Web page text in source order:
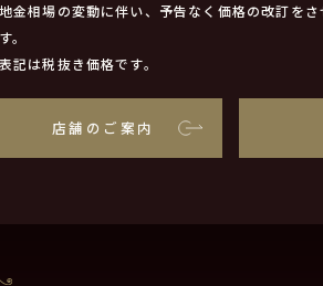
金相場の変動に伴い、予告なく価格の改訂を
。
記は税抜き価格です。
店舗のご案内